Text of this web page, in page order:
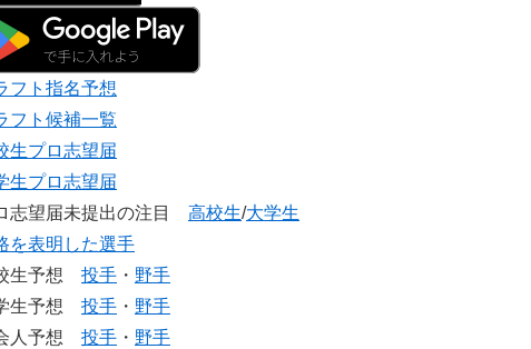
フト指名予想
フト候補一覧
生プロ志望届
生プロ志望届
志望届未提出の注目 高校生/大学生
を表明した選手
生予想 投手 ・ 野手
生予想 投手 ・ 野手
人予想 投手 ・ 野手